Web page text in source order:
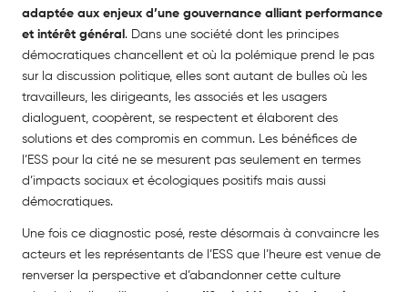
adaptée aux enjeux d’une gouvernance alliant performance
et intérêt général . Dans une société dont les principes
démocratiques chancellent et où la polémique prend le pas
sur la discussion politique, elles sont autant de bulles où les
travailleurs, les dirigeants, les associés et les usagers
dialoguent, coopèrent, se respectent et élaborent des
solutions et des compromis en commun. Les bénéfices de
l’ESS pour la cité ne se mesurent pas seulement en termes
d’impacts sociaux et écologiques positifs mais aussi
démocratiques.
Une fois ce diagnostic posé, reste désormais à convaincre les
acteurs et les représentants de l’ESS que l’heure est venue de
renverser la perspective et d’abandonner cette culture